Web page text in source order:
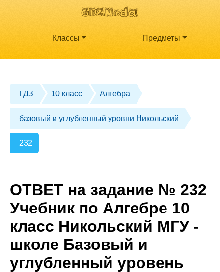
Классы Предметы
ГДЗ 10 класс Алгебра
базовый и углубленный уровни Никольский
232
ОТВЕТ на задание № 232
Учебник по Алгебре 10
класс Никольский МГУ -
школе Базовый и
углубленный уровень